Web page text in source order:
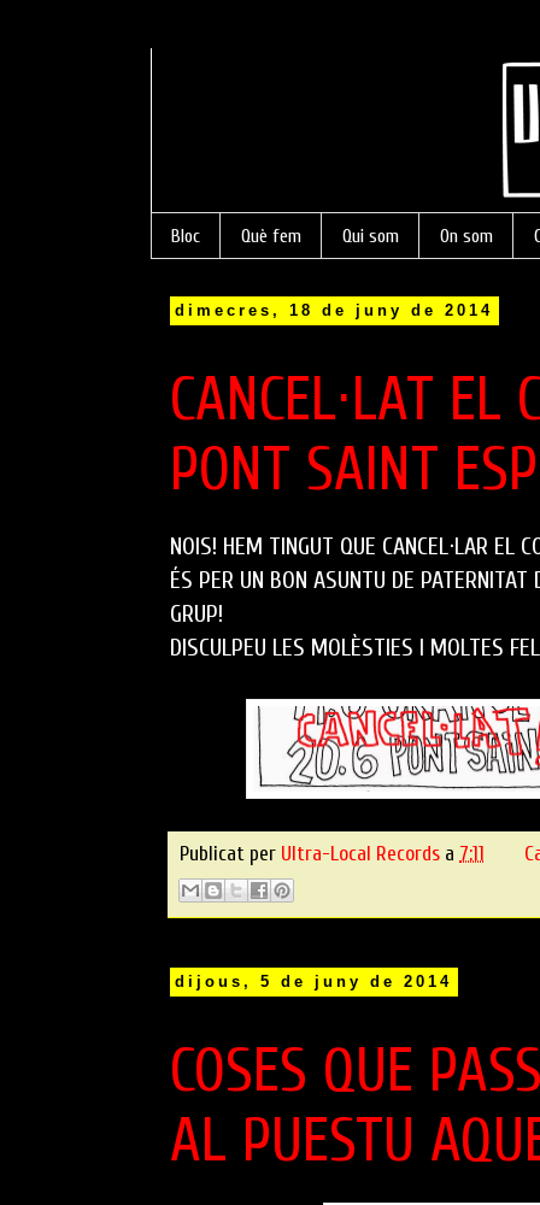
Bloc Què fem Qui som On som
dimecres, 18 de juny de 2014
CANCEL·LAT EL
PONT SAINT
NOIS! HEM TINGUT QUE CANCEL·LAR EL
ÉS PER UN BON ASUNTU DE
GRUP!
DISCULPEU LES MOLÈSTIES I MOLTES
Publicat per Ultra-Local Records a 7:11
dijous, 5 de juny de 2014
COSES QUE
AL PUESTU